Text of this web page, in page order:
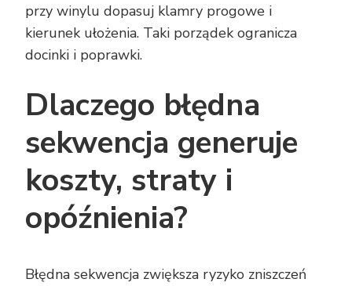
przy winylu dopasuj klamry progowe i
kierunek ułożenia. Taki porządek ogranicza
docinki i poprawki.
Dlaczego błędna
sekwencja generuje
koszty, straty i
opóźnienia?
Błędna sekwencja zwiększa ryzyko zniszczeń